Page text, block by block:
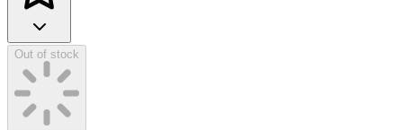
Out of stock